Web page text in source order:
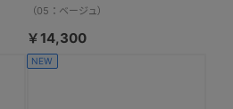
（05：ベージュ）
￥14,300
NEW